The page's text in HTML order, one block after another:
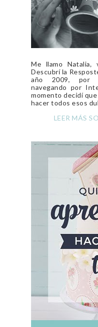
Me llamo Natalia,
Descubrí la
año 2009, por
navegando por
momento decidí
hacer todos esos
LEER MÁS